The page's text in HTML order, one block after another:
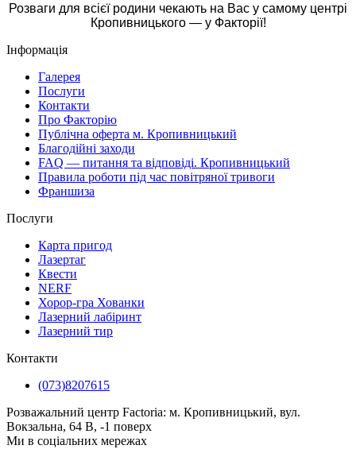
Розваги для всієї родини чекають на Вас у самому центрі
Кропивницького — у Факторії!
Інформація
Галерея
Послуги
Контакти
Про Факторію
Публічна оферта м. Кропивницький
Благодійні заходи
FAQ — питання та відповіді. Кропивницький
Правила роботи під час повітряної тривоги
Франшиза
Послуги
Карта пригод
Лазертаг
Квести
NERF
Хорор-гра Хованки
Лазерний лабіринт
Лазерний тир
Контакти
(073)8207615
Розважальний центр Factoria: м. Кропивницький, вул.
Вокзальна, 64 В, -1 поверх
Ми в соціальних мережах